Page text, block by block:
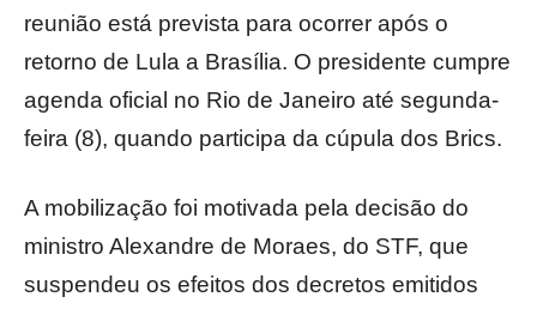
reunião está prevista para ocorrer após o
retorno de Lula a Brasília. O presidente cumpre
agenda oficial no Rio de Janeiro até segunda-
feira (8), quando participa da cúpula dos Brics.
A mobilização foi motivada pela decisão do
ministro Alexandre de Moraes, do STF, que
suspendeu os efeitos dos decretos emitidos